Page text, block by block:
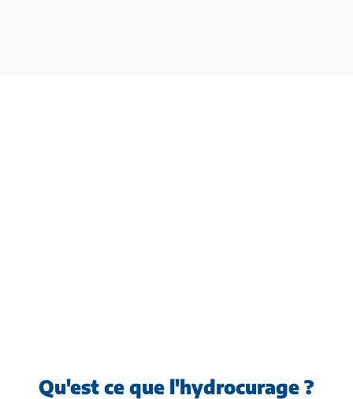
Qu'est ce que l'hydrocurage ?